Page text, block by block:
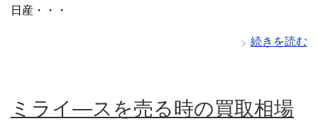
日産・・・
続きを読む
ミライ―スを売る時の買取相場